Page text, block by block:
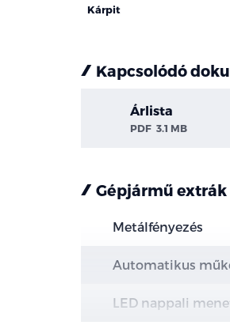
Kárpit
Kapcsolódó
Árlista
PDF 3.1 MB
Gépjármű extrák
Metálfényezés
Automatikus
LED nappali